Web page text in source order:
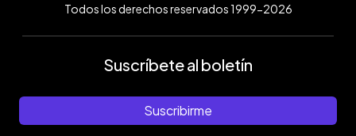
Todos los derechos reservados 1999-2026
Suscríbete al boletín
Suscribirme